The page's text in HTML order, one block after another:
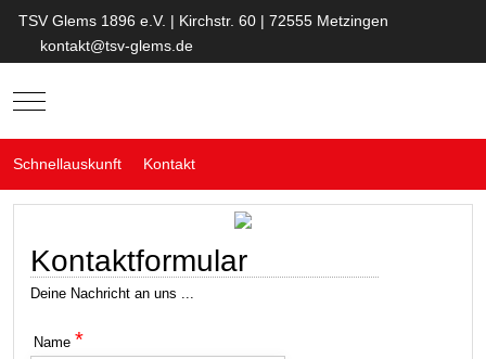
TSV Glems 1896 e.V. | Kirchstr. 60 | 72555 Metzingen
kontakt@tsv-glems.de
Mobile Menu Toggle
Schnellauskunft Kontakt
Kontaktformular
Deine Nachricht an uns ...
Name *